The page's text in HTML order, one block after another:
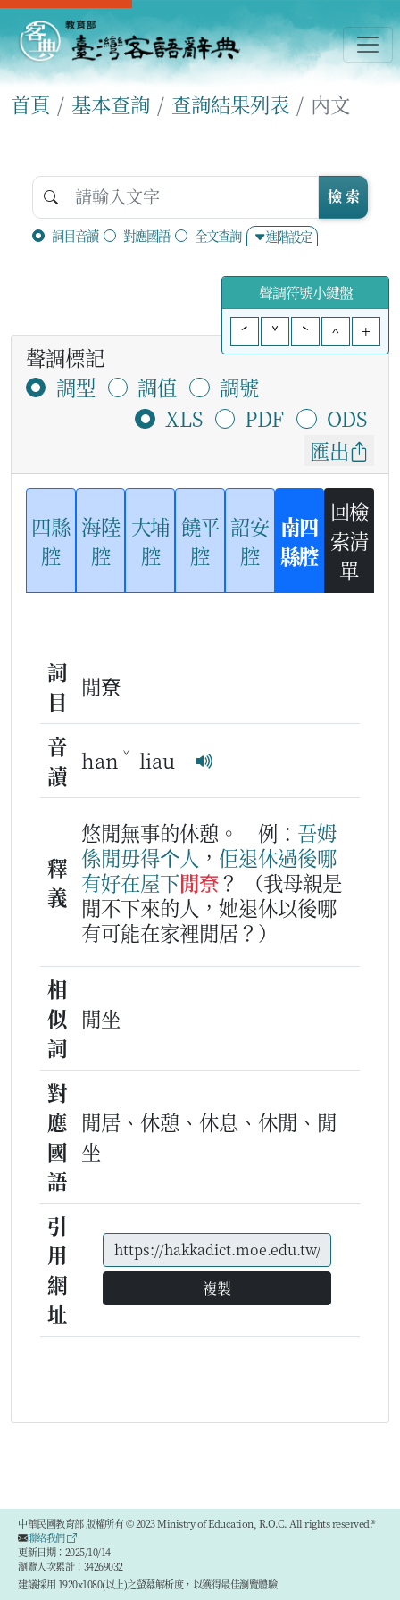
首頁 基本查詢 查詢結果列表 內文
詞目音讀 對應國語 全文查詢 進階設定
檢 索
聲調符號小鍵盤
ˊ
ˇ ˋ ^ +
聲調標記
調型
調值
調號
XLS
PDF
ODS
匯出
四縣
腔
海陸
腔
大埔
腔
饒平
腔
詔安
腔
南四
縣腔
回檢
索清
單
詞
目
閒尞
音
讀
han ˇ liau
釋
義
悠閒無事的休憩。 例： 吾姆
係閒毋得个人 ， 佢退休過後哪
有好在屋下閒尞？
（我母親是
閒不下來的人，她退休以後哪
有可能在家裡閒居？）
相
似
詞
閒坐
對
應
國
語
閒居、休憩、休息、休閒、閒
坐
引
用
網
址
複製
中華民國教育部 版權所有 © 2023 Ministry of Education, R.O.C. All rights reserved.®
聯絡我們
更新日期：2025/10/14
瀏覽人次累計：34269032
建議採用 1920x1080(以上)之螢幕解析度，以獲得最佳瀏覽體驗